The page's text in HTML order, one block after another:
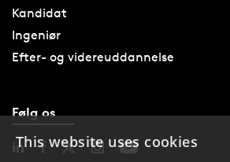
Kandidat
Ingeniør
Efter- og videreuddannelse
Følg os
This website uses cookies